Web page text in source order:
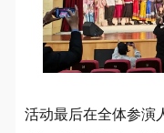
活动最后在全体参演